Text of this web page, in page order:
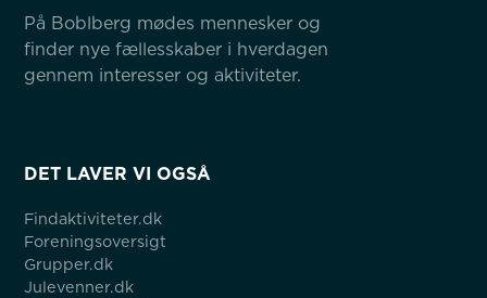
På Boblberg mødes mennesker og
finder nye fællesskaber i hverdagen
gennem interesser og aktiviteter.
DET LAVER VI OGSÅ
Findaktiviteter.dk
Foreningsoversigt
Grupper.dk
Julevenner.dk